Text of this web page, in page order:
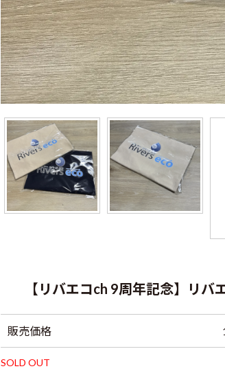
【リバエコch 9周年記念】リ
販売価格
SOLD OUT